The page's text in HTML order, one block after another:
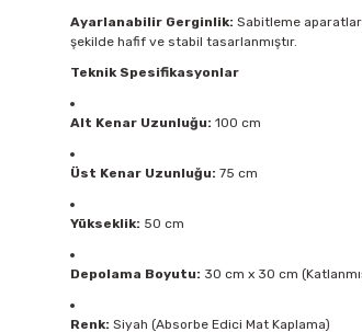
Ayarlanabilir Gerginlik: Sabitleme
şekilde hafif ve stabil tasarlanmıştır.
Teknik Spesifikasyonlar
Alt Kenar Uzunluğu: 100 cm
Üst Kenar Uzunluğu: 75 cm
Yükseklik: 50 cm
Depolama Boyutu: 30 cm x 30 cm
Renk: Siyah (Absorbe Edici Mat Kaplama)